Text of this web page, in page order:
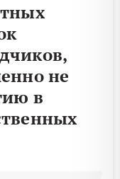
не
в